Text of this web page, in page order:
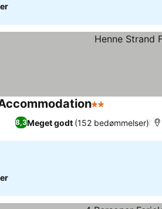
2 Stjerner
8,3Meget godt (152 bedømmelser)